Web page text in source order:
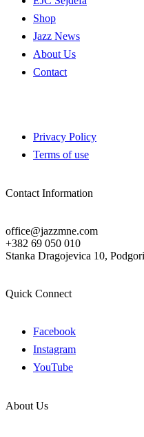
Shop
Jazz News
About Us
Contact
Privacy Policy
Terms of use
Contact Information
office@jazzmne.com
+382 69 050 010
Stanka Dragojevica 10,
Quick Connect
Facebook
Instagram
YouTube
About Us